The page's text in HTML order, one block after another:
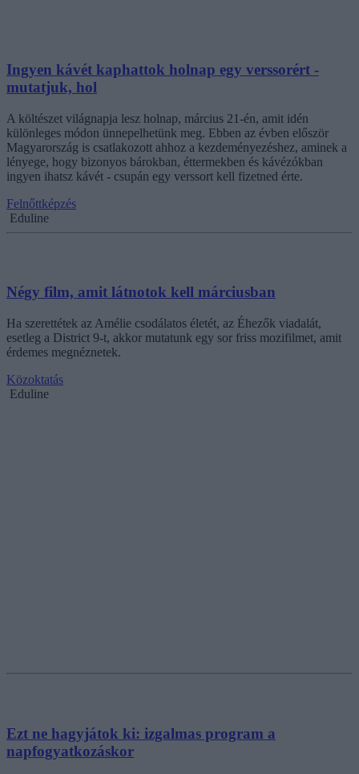
Ingyen kávét kaphattok holnap egy verssorért -
mutatjuk, hol
A költészet világnapja lesz holnap, március 21-én, amit idén
különleges módon ünnepelhetünk meg. Ebben az évben először
Magyarország is csatlakozott ahhoz a kezdeményezéshez, aminek a
lényege, hogy bizonyos bárokban, éttermekben és kávézókban
ingyen ihatsz kávét - csupán egy verssort kell fizetned érte.
Felnőttképzés
Eduline
Négy film, amit látnotok kell márciusban
Ha szerettétek az Amélie csodálatos életét, az Éhezők viadalát,
esetleg a District 9-t, akkor mutatunk egy sor friss mozifilmet, amit
érdemes megnéznetek.
Közoktatás
Eduline
Ezt ne hagyjátok ki: izgalmas program a
napfogyatkozáskor